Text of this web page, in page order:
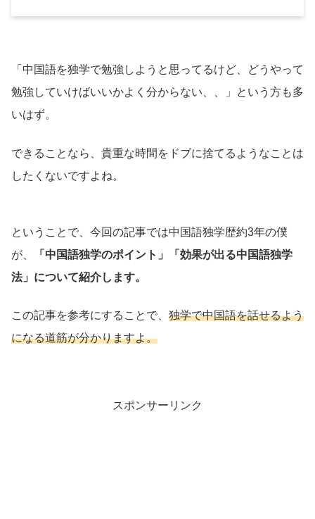
「中国語を独学で勉強しようと思ってるけど、どうやって
勉強していけばいいかよく分からない、、」という方も多
いはず。
できることなら、貴重な時間をドブに捨てるようなことは
したくないですよね。
ということで、今回の記事では中国語独学歴約3年の僕
が、
「中国語独学のポイント」「効果が出る中国語独学
法」について紹介します。
この記事を参考にすることで、 独学で中国語を話せるよう
になる道筋が分かりますよ。
スポンサーリンク